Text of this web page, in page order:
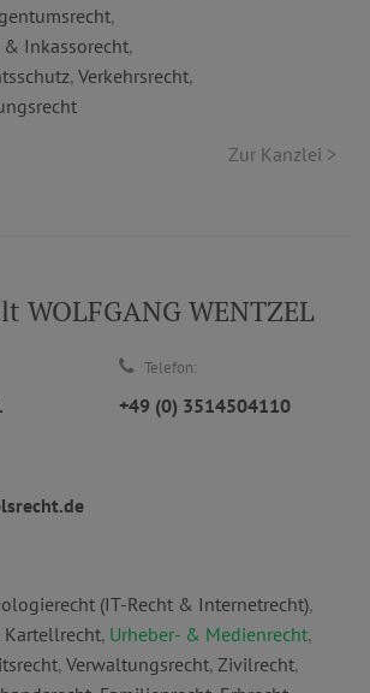
,
Inkassorecht,
, Verkehrsrecht,
Zur Kanzlei >
WOLFGANG WENTZEL
Telefon:
+49 (0) 3514504110
(IT-Recht & Internetrecht),
Kartellrecht, Urheber- & Medienrecht,
, Verwaltungsrecht, Zivilrecht,